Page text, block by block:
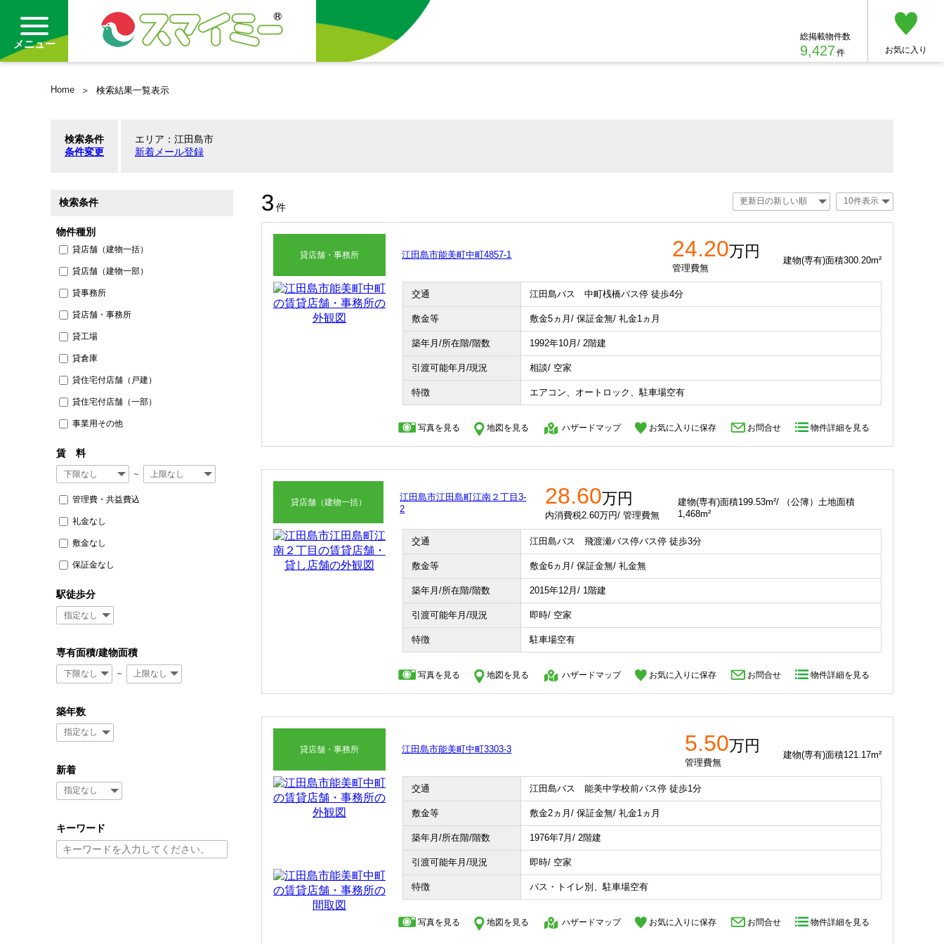
メニュー
総掲載物件数
9,427件 お気に入り
Home 検索結果一覧表示
検索条件
条件変更
エリア：江田島市
新着メール登録
検索条件
物件種別
貸店舗（建物一括）
貸店舗（建物一部）
貸事務所
貸店舗・事務所
貸工場
貸倉庫
貸住宅付店舗（戸建）
貸住宅付店舗（一部）
事業用その他
賃 料
～
管理費・共益費込
礼金なし
敷金なし
保証金なし
駅徒歩分
専有面積/建物面積
～
築年数
新着
キーワード
3 件
貸店舗・事務所 江田島市能美町中町4857-1 24.20万円
管理費無
建物(専有)面積300.20m²
交通 江田島バス 中町桟橋バス停 徒歩4分
敷金等 敷金5ヵ月/ 保証金無/ 礼金1ヵ月
築年月/所在階/階数 1992年10月/ 2階建
引渡可能年月/現況 相談/ 空家
特徴 エアコン、オートロック、駐車場空有
写真を見る 地図を見る ハザードマップ お気に入りに保存 お問合せ 物件詳細を見る
貸店舗（建物一括）
江田島市江田島町江南２丁目3-
2
28.60万円
内消費税2.60万円/ 管理費無
建物(専有)面積199.53m²/ （公簿）土地面積
1,468m²
交通 江田島バス 飛渡瀬バス停バス停 徒歩3分
敷金等 敷金6ヵ月/ 保証金無/ 礼金無
築年月/所在階/階数 2015年12月/ 1階建
引渡可能年月/現況 即時/ 空家
特徴 駐車場空有
写真を見る 地図を見る ハザードマップ お気に入りに保存 お問合せ 物件詳細を見る
貸店舗・事務所 江田島市能美町中町3303-3 5.50万円
管理費無
建物(専有)面積121.17m²
交通 江田島バス 能美中学校前バス停 徒歩1分
敷金等 敷金2ヵ月/ 保証金無/ 礼金1ヵ月
築年月/所在階/階数 1976年7月/ 2階建
引渡可能年月/現況 即時/ 空家
特徴 バス・トイレ別、駐車場空有
写真を見る 地図を見る ハザードマップ お気に入りに保存 お問合せ 物件詳細を見る